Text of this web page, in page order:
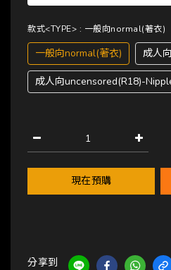
款式<TYPE> : 一般向normal(著衣)
一般向normal(著衣) 成人
成人向uncensored(R18)-
現在預購
分享到